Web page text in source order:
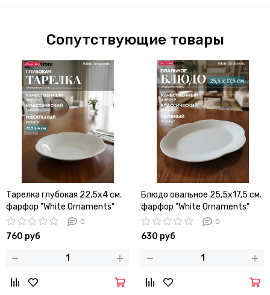
Сопутствующие товары
Тарелка глубокая 22,5х4 см.
фарфор "White Ornaments"
0
760 руб
Блюдо овальное 25,5х17,5 см.
фарфор "White Ornaments"
0
630 руб